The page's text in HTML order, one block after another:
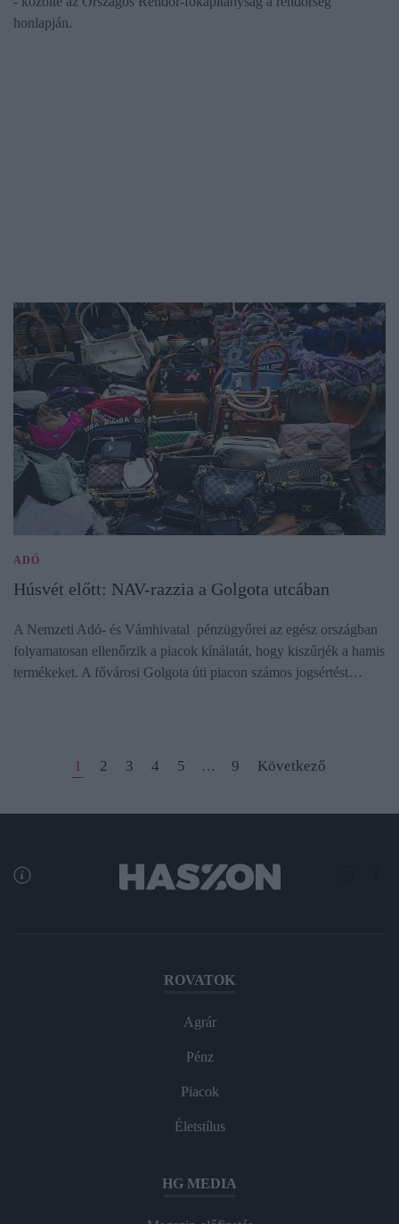
honlapján.
ADÓ
Húsvét előtt: NAV-razzia a Golgota utcában
A Nemzeti Adó- és Vámhivatal pénzügyőrei az egész országban
folyamatosan ellenőrzik a piacok kínálatát, hogy kiszűrjék a hamis
termékeket. A fővárosi Golgota úti piacon számos jogsértést…
1 2 3 4 5 … 9 Következő
ROVATOK
Agrár
Pénz
Piacok
Életstílus
HG MEDIA